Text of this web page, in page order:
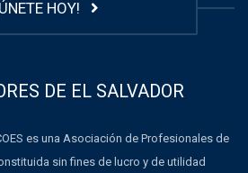
HOY!
DE EL SALVADOR
es una Asociación de Profesionales de
sin fines de lucro y de utilidad